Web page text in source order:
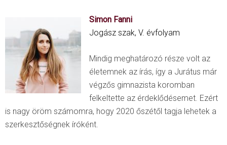
Simon Fanni
Jogász szak, V. évfolyam
Mindig meghatározó része volt az
életemnek az írás, így a Jurátus már
végzős gimnazista koromban
felkeltette az érdeklődésemet. Ezért
is nagy öröm számomra, hogy 2020 őszétől tagja lehetek a
szerkesztőségnek íróként.